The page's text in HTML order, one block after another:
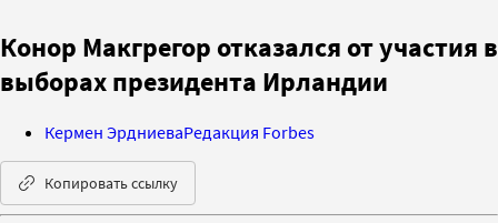
Конор Макгрегор отказался от участия в
выборах президента Ирландии
Кермен ЭрдниеваРедакция Forbes
Копировать ссылку